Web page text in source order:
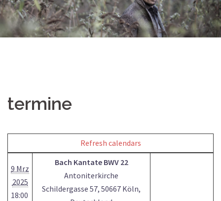
termine
Refresh calendars
9 Mrz
2025
18:00
Bach Kantate BWV 22
Antoniterkirche
Schildergasse 57, 50667 Köln,